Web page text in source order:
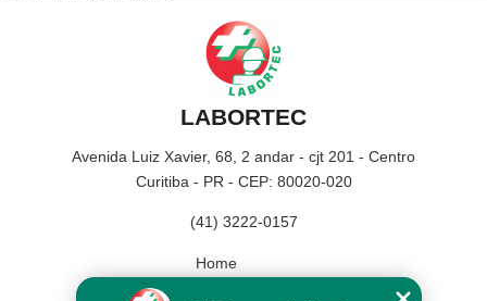
LABORTEC
Avenida Luiz Xavier, 68, 2 andar - cjt 201 - Centro
Curitiba - PR - CEP: 80020-020
(41) 3222-0157
Home